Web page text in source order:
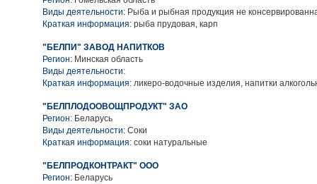
Виды деятельности: Рыба и рыбная продукция не
Краткая информация: рыба прудовая, карп
"БЕЛПИ" ЗАВОД НАПИТКОВ
Регион: Минская область
Виды деятельности:
Краткая информация: ликеро-водочные изделия, напитки
"БЕЛПЛОДООВОЩПРОДУКТ" ЗАО
Регион: Беларусь
Виды деятельности: Соки
Краткая информация: соки натуральные
"БЕЛПРОДКОНТРАКТ" ООО
Регион: Беларусь